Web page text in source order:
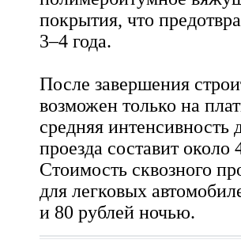
покрытия, что
3–4 года.
После завершения
возможен только на
средняя интенсивность
проезда составит
Стоимость сквозного
для легковых
и 80 рублей ночью.